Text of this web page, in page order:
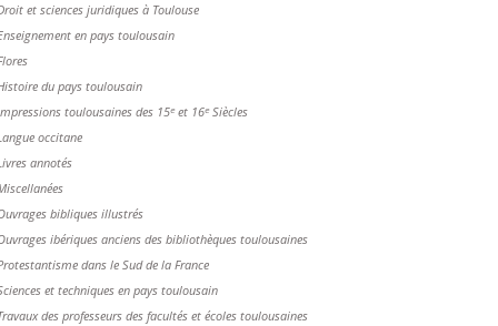
et sciences juridiques à Toulouse
en pays toulousain
du pays toulousain
toulousaines des 15ᵉ et 16ᵉ Siècles
occitane
annotés
bibliques illustrés
ibériques anciens des bibliothèques toulousaines
dans le Sud de la France
et techniques en pays toulousain
des professeurs des facultés et écoles toulousaines